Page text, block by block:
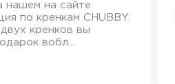
нашем на сайте
по кренкам CHUBBY.
двух кренков вы
вобл...